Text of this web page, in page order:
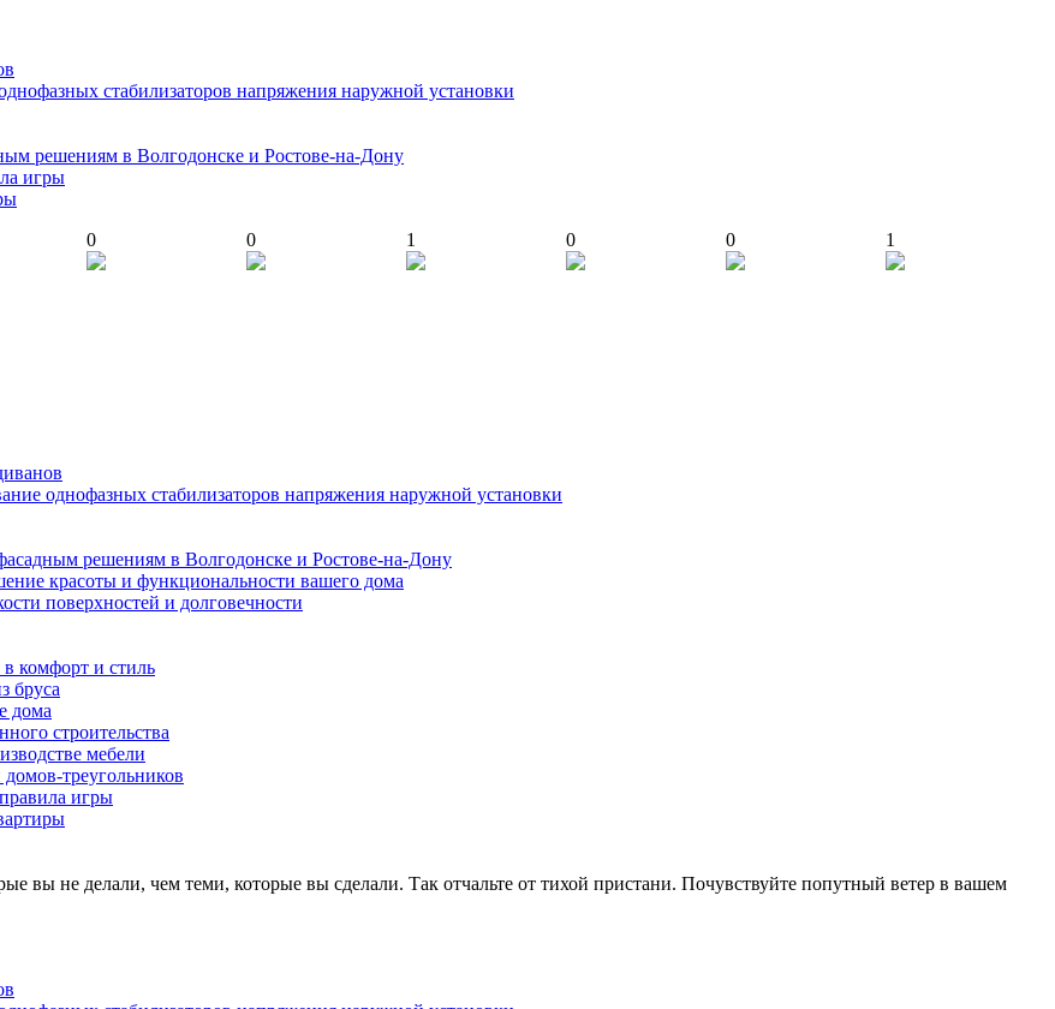
стабилизаторов напряжения наружной установки
решениям в Волгодонске и Ростове-на-Дону
игры
0 0 1 0 0 1
однофазных стабилизаторов напряжения наружной установки
решениям в Волгодонске и Ростове-на-Дону
красоты и функциональности вашего дома
поверхностей и долговечности
комфорт и стиль
бруса
дома
строительства
мебели
треугольников
игры
вы не делали, чем теми, которые вы сделали. Так отчальте от тихой пристани. Почувствуйте попутный ветер в вашем